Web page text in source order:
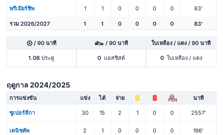
พรีเมียร์ชิพ 1 1 0 0 0 0 83'
รวม 2026/2027 1 1 0 0 0 0 83'
/ 90 นาที / 90 นาที ใบเหลือง / แดง / 90 นาที
1.08 ประตู 0 แอสซิสต์ 0 ใบเหลือง / แดง
ฤดูกาล 2024/2025
การแข่งขัน แข่ง ได้ จ่าย PEN นาที
ซูเปอร์ลีกา 30 15 2 1 0 0 2557'
เดนิชคัพ 2 1 0 0 0 0 196'